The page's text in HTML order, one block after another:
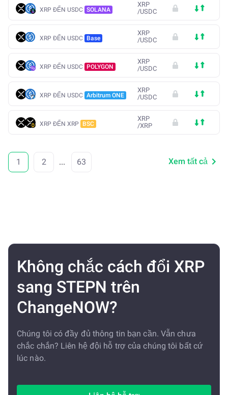
XRP ĐẾN USDC SOLANA
XRP
/USDC
XRP ĐẾN USDC Base
XRP
/USDC
XRP ĐẾN USDC POLYGON
XRP
/USDC
XRP ĐẾN USDC Arbitrum ONE
XRP
/USDC
XRP ĐẾN XRP BSC
XRP
/XRP
1 2 ... 63 Xem tất cả
Không chắc cách đổi XRP
sang STEPN trên
ChangeNOW?
Chúng tôi có đầy đủ thông tin bạn cần. Vẫn chưa
chắc chắn? Liên hệ đội hỗ trợ của chúng tôi bất cứ
lúc nào.